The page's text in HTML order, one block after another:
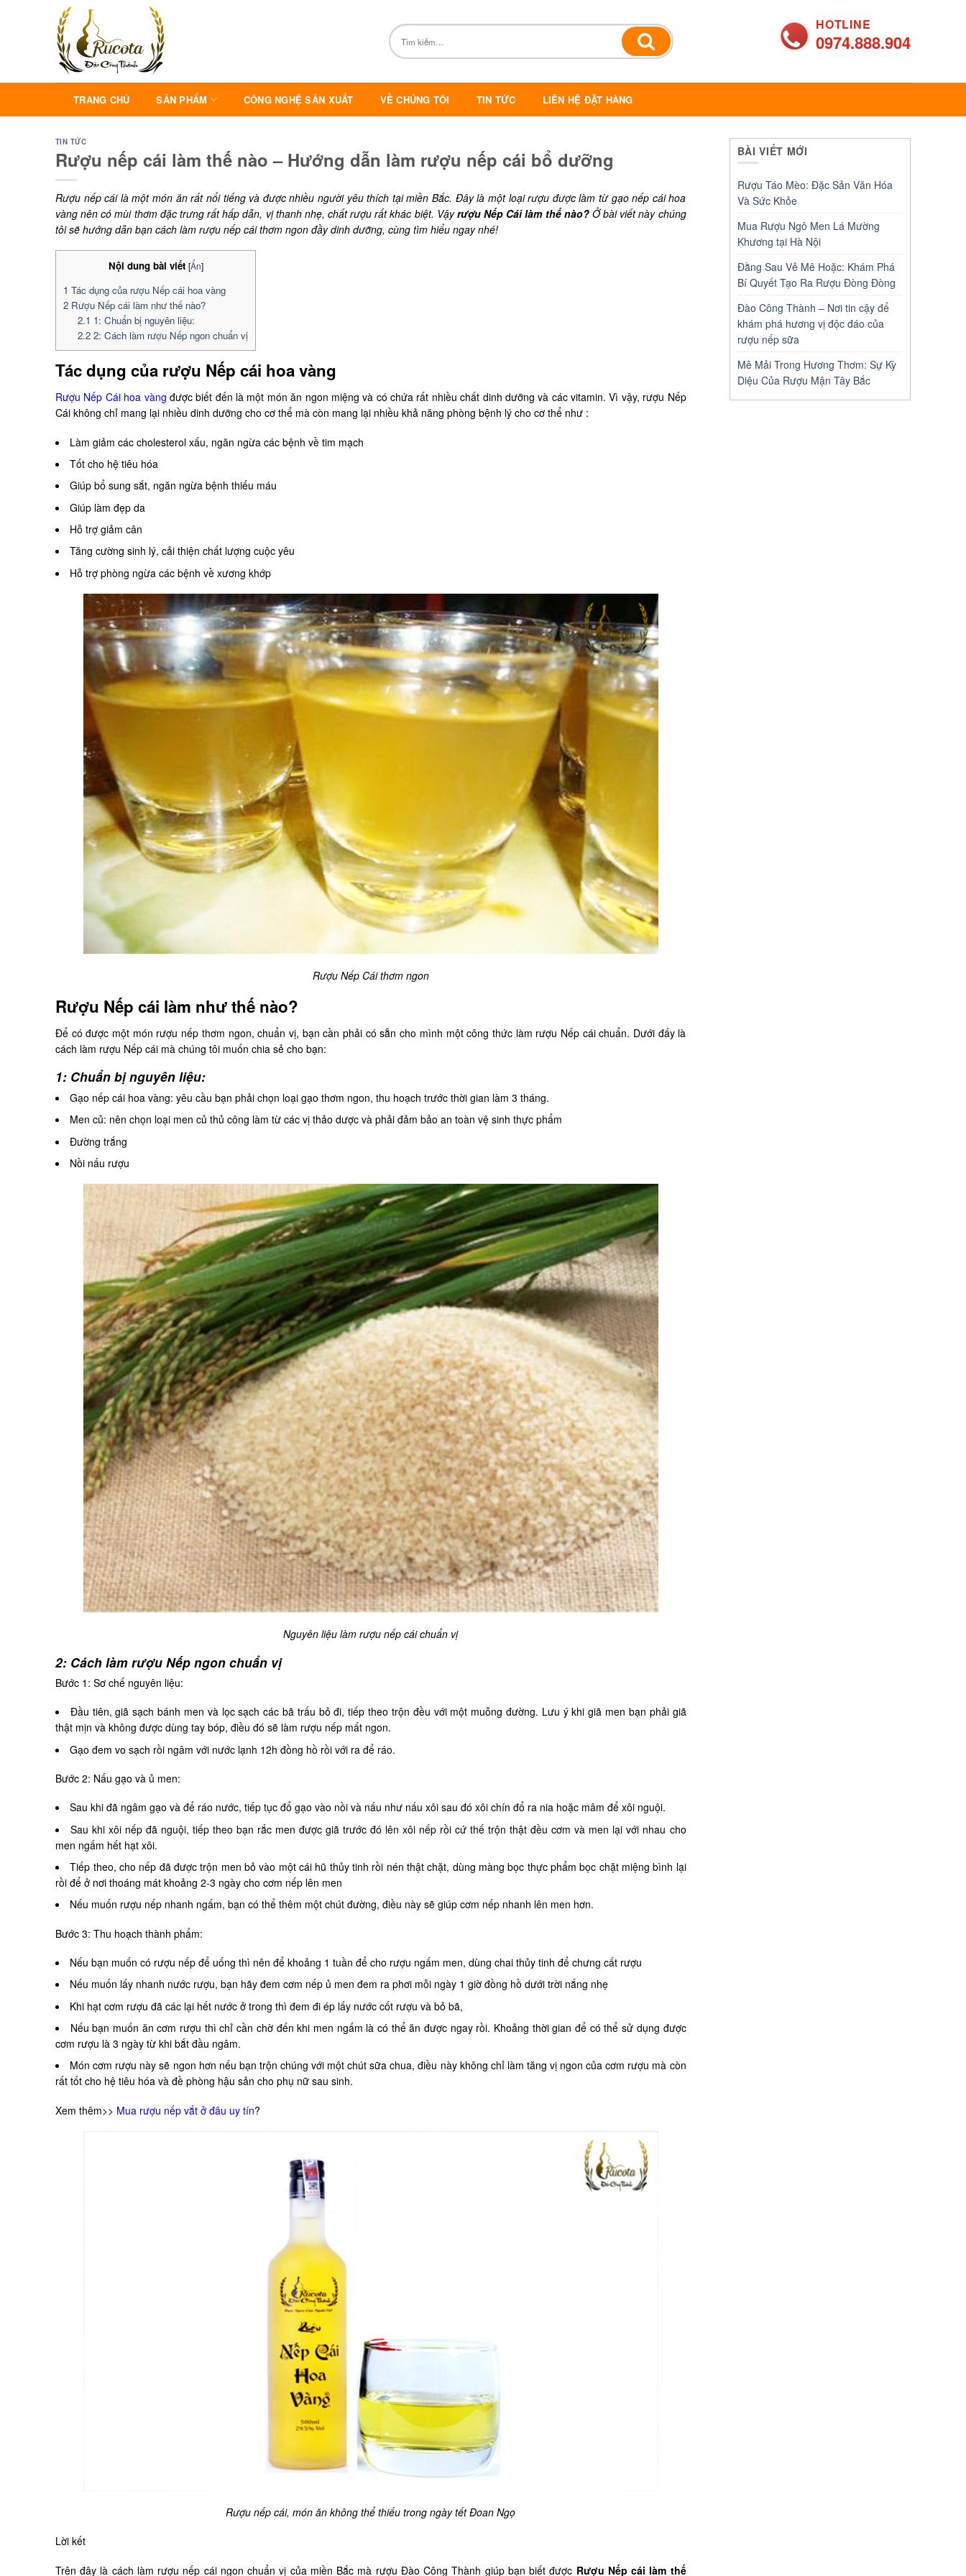
HOTLINE
0974.888.904
TRANG CHỦ SẢN PHẨM CÔNG NGHỆ SẢN XUẤT VỀ CHÚNG TÔI TIN TỨC LIÊN HỆ ĐẶT HÀNG
TIN TỨC
Rượu nếp cái làm thế nào – Hướng dẫn làm rượu nếp cái bổ dưỡng
Rượu nếp cái là một món ăn rất nổi tiếng và được nhiều người yêu thích tại miền Bắc. Đây là một loại rượu được làm từ gạo nếp cái hoa
vàng nên có mùi thơm đặc trưng rất hấp dẫn, vị thanh nhẹ, chất rượu rất khác biệt. Vậyrượu Nếp Cái làm thế nào?Ở bài viết này chúng
tôi sẽ hướng dẫn bạn cách làm rượu nếp cái thơm ngon đầy dinh dưỡng, cùng tìm hiểu ngay nhé!
Nội dung bài viết [Ẩn]
1 Tác dụng của rượu Nếp cái hoa vàng
2 Rượu Nếp cái làm như thế nào?
2.1 1: Chuẩn bị nguyên liệu:
2.22: Cách làm rượu Nếp ngon chuẩn vị
Tác dụng của rượu Nếp cái hoa vàng
Rượu Nếp Cái hoa vàng được biết đến là một món ăn ngon miệng và có chứa rất nhiều chất dinh dưỡng và các vitamin. Vì vậy, rượu Nếp
Cái không chỉ mang lại nhiều dinh dưỡng cho cơ thể mà còn mang lại nhiều khả năng phòng bệnh lý cho cơ thể như :
Làm giảm các cholesterol xấu, ngăn ngừa các bệnh về tim mạch
Tốt cho hệ tiêu hóa
Giúp bổ sung sắt, ngăn ngừa bệnh thiếu máu
Giúp làm đẹp da
Hỗ trợ giảm cân
Tăng cường sinh lý, cải thiện chất lượng cuộc yêu
Hỗ trợ phòng ngừa các bệnh về xương khớp
Rượu Nếp Cái thơm ngon
Rượu Nếp cái làm như thế nào?
Để có được một món rượu nếp thơm ngon, chuẩn vị, bạn cần phải có sẵn cho mình một công thức làm rượu Nếp cái chuẩn. Dưới đấy là
cách làm rượu Nếp cái mà chúng tôi muốn chia sẻ cho bạn:
1: Chuẩn bị nguyên liệu:
Gạo nếp cái hoa vàng: yêu cầu bạn phải chọn loại gạo thơm ngon, thu hoạch trước thời gian làm 3 tháng.
Men củ: nên chọn loại men củ thủ công làm từ các vị thảo dược và phải đảm bảo an toàn vệ sinh thực phẩm
Đường trắng
Nồi nấu rượu
Nguyên liệu làm rượu nếp cái chuẩn vị
2: Cách làm rượu Nếp ngon chuẩn vị
Bước 1: Sơ chế nguyên liệu:
Đầu tiên, giã sạch bánh men và lọc sạch các bã trấu bỏ đi, tiếp theo trộn đều với một muỗng đường. Lưu ý khi giã men bạn phải giã
thật mịn và không được dùng tay bóp, điều đó sẽ làm rượu nếp mất ngon.
Gạo đem vo sạch rồi ngâm với nước lạnh 12h đồng hồ rồi với ra để ráo.
Bước 2: Nấu gạo và ủ men:
Sau khi đã ngâm gạo và để ráo nước, tiếp tục đổ gạo vào nồi và nấu như nấu xôi sau đó xôi chín đổ ra nia hoặc mâm để xôi nguội.
Sau khi xôi nếp đã nguội, tiếp theo bạn rắc men được giã trước đó lên xôi nếp rồi cứ thế trộn thật đều cơm và men lại với nhau cho
men ngấm hết hạt xôi.
Tiếp theo, cho nếp đã được trộn men bỏ vào một cái hũ thủy tinh rồi nén thật chặt, dùng màng bọc thực phẩm bọc chặt miệng bình lại
rồi để ở nơi thoáng mát khoảng 2-3 ngày cho cơm nếp lên men
Nếu muốn rượu nếp nhanh ngấm, bạn có thể thêm một chút đường, điều này sẽ giúp cơm nếp nhanh lên men hơn.
Bước 3: Thu hoạch thành phẩm:
Nếu bạn muốn có rượu nếp để uống thì nên để khoảng 1 tuần để cho rượu ngấm men, dùng chai thủy tinh để chưng cất rượu
Nếu muốn lấy nhanh nước rượu, bạn hãy đem cơm nếp ủ men đem ra phơi mỗi ngày 1 giờ đồng hồ dưới trời nắng nhẹ
Khi hạt cơm rượu đã các lại hết nước ở trong thì đem đi ép lấy nước cốt rượu và bỏ bã,
Nếu bạn muốn ăn cơm rượu thì chỉ cần chờ đến khi men ngấm là có thể ăn được ngay rồi. Khoảng thời gian để có thể sử dụng được
cơm rượu là 3 ngày từ khi bắt đầu ngâm.
Món cơm rượu này sẽ ngon hơn nếu bạn trộn chúng với một chút sữa chua, điều này không chỉ làm tăng vị ngon của cơm rượu mà còn
rất tốt cho hệ tiêu hóa và đề phòng hậu sản cho phụ nữ sau sinh.
Xem thêm>> Mua rượu nếp vắt ở đâu uy tín?
Rượu nếp cái, món ăn không thể thiếu trong ngày tết Đoan Ngọ
Lời kết
Trên đây là cách làm rượu nếp cái ngon chuẩn vị của miền Bắc mà rượu Đào Công Thành giúp bạn biết được Rượu Nếp cái làm thế
BÀI VIẾT MỚI
Rượu Táo Mèo: Đặc Sản Văn Hóa
Và Sức Khỏe
Mua Rượu Ngô Men Lá Mường
Khương tại Hà Nội
Đằng Sau Vẻ Mê Hoặc: Khám Phá
Bí Quyết Tạo Ra Rượu Đòng Đòng
Đào Công Thành – Nơi tin cậy để
khám phá hương vị độc đáo của
rượu nếp sữa
Mê Mải Trong Hương Thơm: Sự Kỳ
Diệu Của Rượu Mận Tây Bắc